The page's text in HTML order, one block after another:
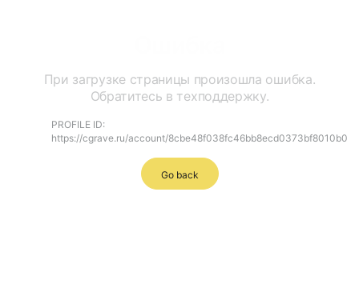
При загрузке страницы произошла ошибка.
Обратитесь в техподдержку.
PROFILE ID:
https://cgrave.ru/account/8cbe48f038fc46bb8ecd0373bf8010b0
Go back